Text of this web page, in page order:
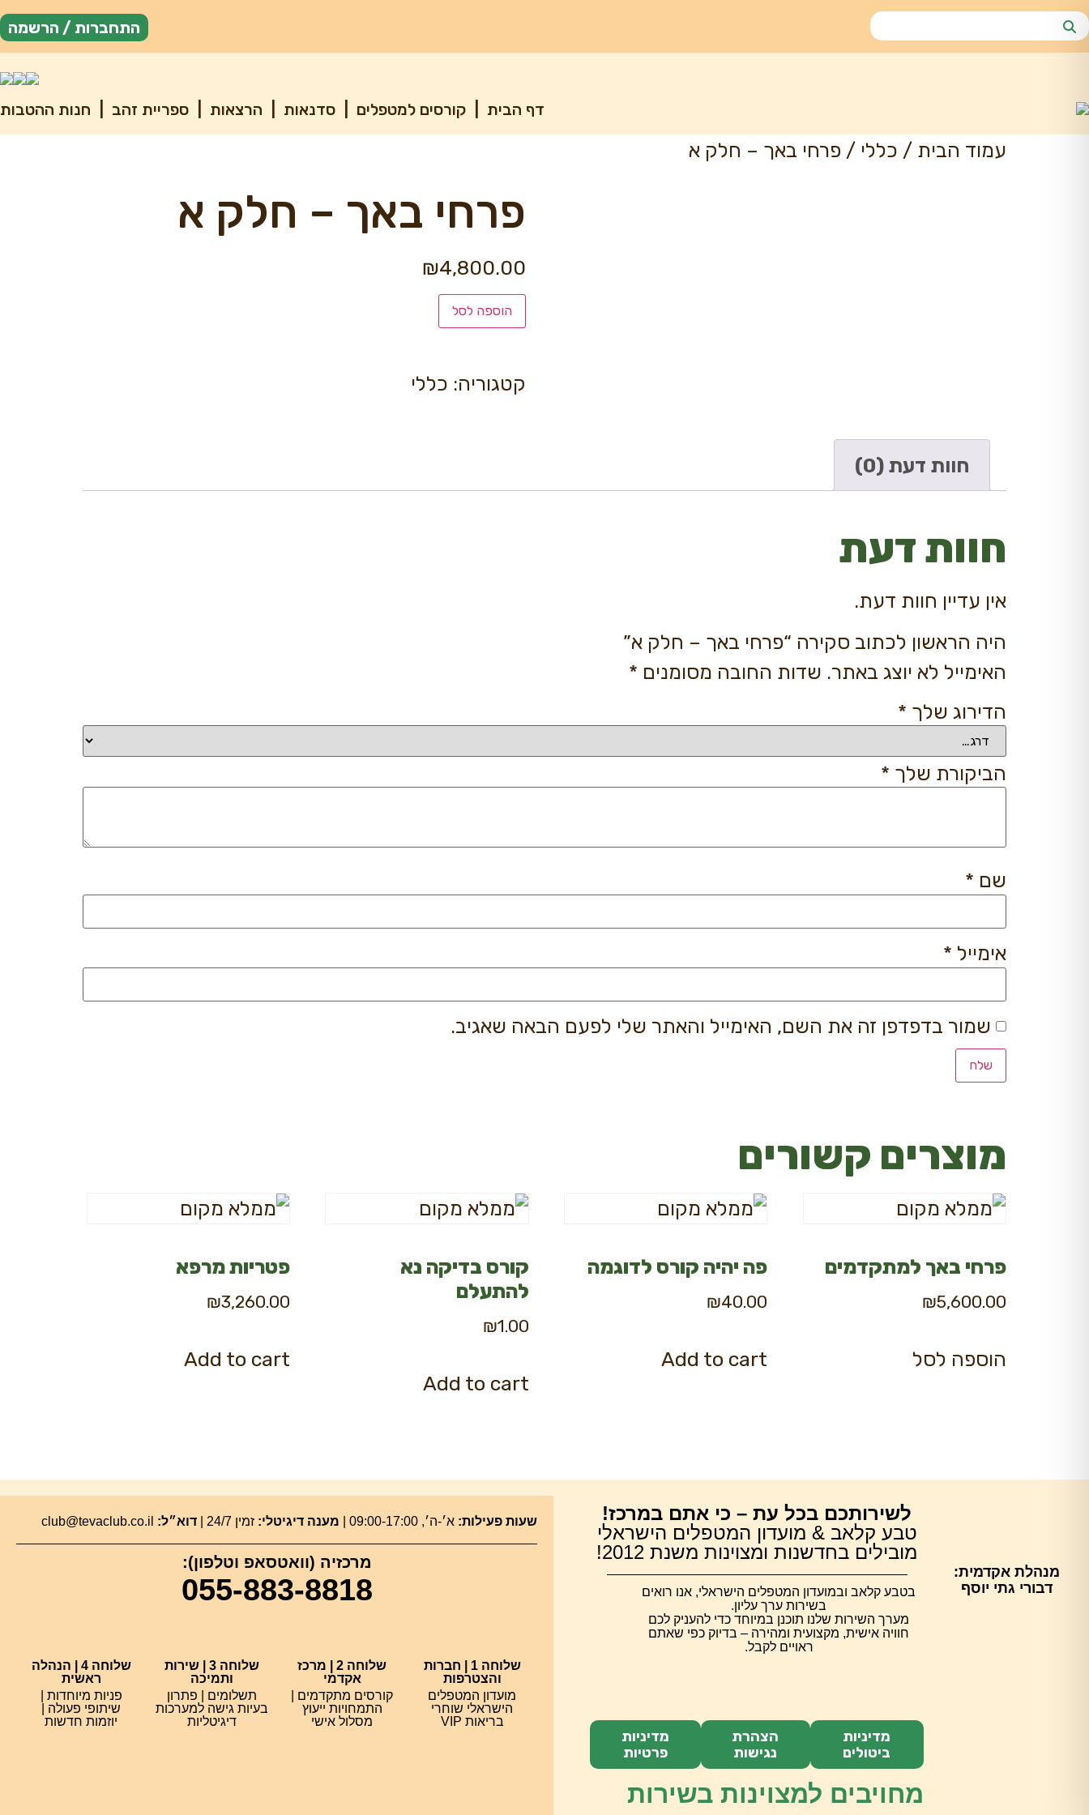
התחברות / הרשמה
דף הבית קורסים למטפלים סדנאות הרצאות ספריית זהב חנות ההטבות
עמוד הבית / כללי / פרחי באך – חלק א
פרחי באך – חלק א
₪4,800.00
הוספה לסל
קטגוריה: כללי
חוות דעת (0)
חוות דעת
אין עדיין חוות דעת.
היה הראשון לכתוב סקירה “פרחי באך – חלק א”
האימייל לא יוצג באתר. שדות החובה מסומנים *
הדירוג שלך *
הביקורת שלך *
שם *
אימייל *
שמור בדפדפן זה את השם, האימייל והאתר שלי לפעם הבאה שאגיב.
מוצרים קשורים
פרחי באך למתקדמים
₪5,600.00
הוספה לסל
פה יהיה קורס לדוגמה
₪40.00
Add to cart
קורס בדיקה נא
להתעלם
₪1.00
Add to cart
פטריות מרפא
₪3,260.00
Add to cart
מנהלת אקדמית:
דבורי גתי יוסף
לשירותכם בכל עת – כי אתם במרכז!
טבע קלאב & מועדון המטפלים הישראלי
מובילים בחדשנות ומצוינות משנת 2012!
בטבע קלאב ובמועדון המטפלים הישראלי, אנו רואים
בשירות ערך עליון.
מערך השירות שלנו תוכנן במיוחד כדי להעניק לכם
חוויה אישית, מקצועית ומהירה – בדיוק כפי שאתם
ראויים לקבל.
מדיניות
ביטולים
הצהרת
נגישות
מדיניות
פרטיות
מחויבים למצוינות בשירות
שעות פעילות: א׳-ה׳, 09:00-17:00 | מענה דיגיטלי: זמין 24/7 | דוא״ל:
מרכזיה (וואטסאפ וטלפון):
055-883-8818
שלוחה 1 | חברות
והצטרפות
מועדון המטפלים
הישראלי שוחרי
בריאות VIP
שלוחה 2 | מרכז
אקדמי
קורסים מתקדמים |
התמחויות ייעוץ
מסלול אישי
שלוחה 3 | שירות
ותמיכה
תשלומים | פתרון
בעיות גישה למערכות
דיגיטליות
שלוחה 4 | הנהלה
ראשית
פניות מיוחדות |
שיתופי פעולה |
יוזמות חדשות